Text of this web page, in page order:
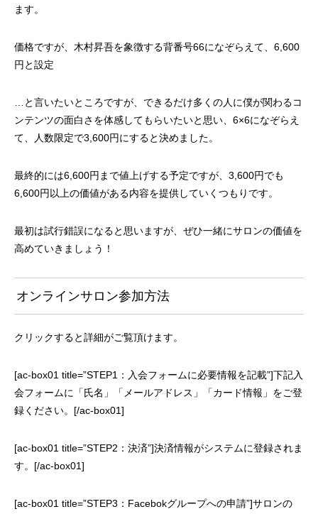
ます。
価格ですが、木村昇吾を象徴する背番号66になぞらえて、 6,600
円 と設定
…と言いたいところですが、できるだけ多くの人に僕が関わるコ
ンテンツの面白さを体感してもらいたいと思い、6×6になぞらえ
て、
人数限定で3,600円にすると決めました。
最終的には6,600円まで値上げする予定ですが、3,600円でも
6,600円以上の価値がある内容を提供していくつもりです。
最初は試行錯誤になると思いますが、ぜひ一緒にサロンの価値を
高めていきましょう！
オンラインサロン参加方法
クリックすると詳細がご覧頂けます。
[ac-box01 title=”STEP1：入会フォームに必要情報を記載”]下記入
会フォームに「氏名」「メールアドレス」「カード情報」をご登
録ください。[/ac-box01]
[ac-box01 title=”STEP2：決済”]決済情報がシステムに登録されま
す。[/ac-box01]
[ac-box01 title=”STEP3：Facebokグループへの申請”]サロンの